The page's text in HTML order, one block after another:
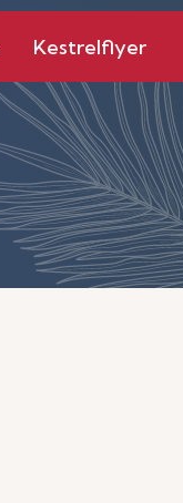
Kestrelflyer